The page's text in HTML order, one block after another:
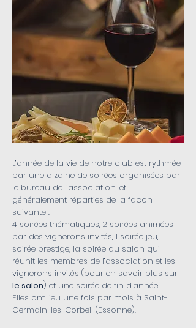
L’année de la vie de notre club est rythmée
par une dizaine de soirées organisées par
le bureau de l’association, et
généralement réparties de la façon
suivante :
4 soirées thématiques, 2 soirées animées
par des vignerons invités, 1 soirée jeu, 1
soirée prestige, la soirée du salon qui
réunit les membres de l’association et les
vignerons invités (pour en savoir plus sur
le salon) et une soirée de fin d’année.
Elles ont lieu une fois par mois à Saint-
Germain-les-Corbeil (Essonne).